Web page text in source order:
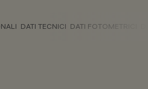
DATI TECNICI DATI FOTOMETRICI